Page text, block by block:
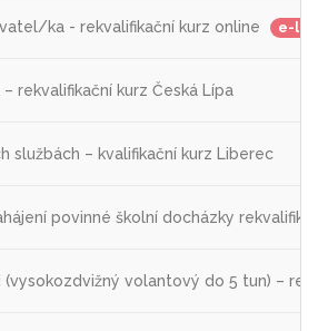
ka - rekvalifikační kurz online e-
rekvalifikační kurz Česká Lípa
službách – kvalifikační kurz Liberec
povinné školní docházky
volantový do 5 tun) –